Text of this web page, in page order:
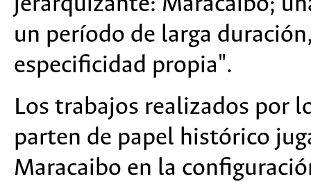
un período de larga
especificidad propia".
Los trabajos realizados por
parten de papel histórico
Maracaibo en la